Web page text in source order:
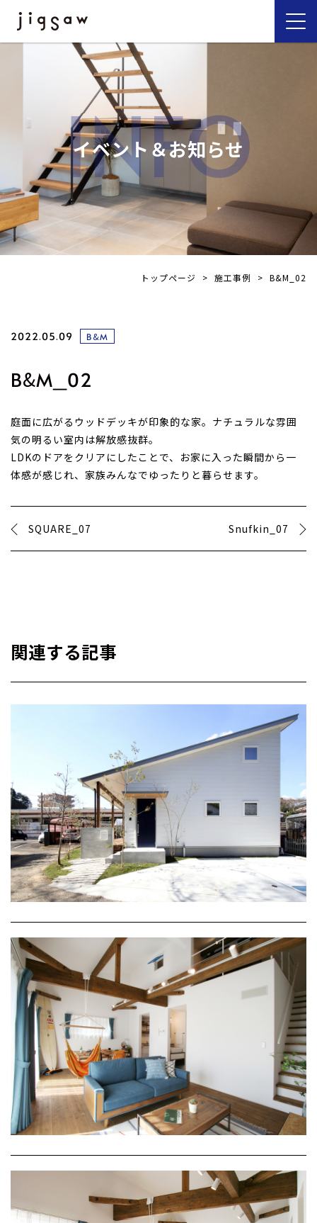
INFO
イベント＆お知らせ
トップページ > 施工事例 > B&M_02
2022.05.09 B&M
B&M_02
庭面に広がるウッドデッキが印象的な家。ナチュラルな雰囲
気の明るい室内は解放感抜群。
LDKのドアをクリアにしたことで、お家に入った瞬間から一
体感が感じれ、家族みんなでゆったりと暮らせます。
SQUARE_07 Snufkin_07
関連する記事